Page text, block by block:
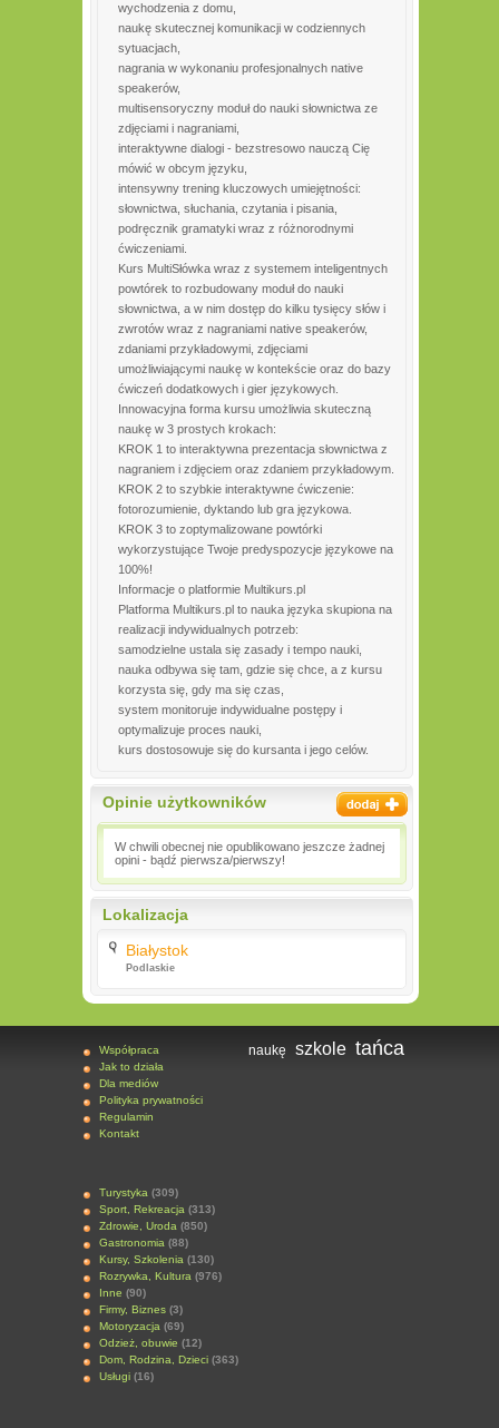
wychodzenia z domu,
naukę skutecznej komunikacji w codziennych
sytuacjach,
nagrania w wykonaniu profesjonalnych native
speakerów,
multisensoryczny moduł do nauki słownictwa ze
zdjęciami i nagraniami,
interaktywne dialogi - bezstresowo nauczą Cię
mówić w obcym języku,
intensywny trening kluczowych umiejętności:
słownictwa, słuchania, czytania i pisania,
podręcznik gramatyki wraz z różnorodnymi
ćwiczeniami.
Kurs MultiSłówka wraz z systemem inteligentnych
powtórek to rozbudowany moduł do nauki
słownictwa, a w nim dostęp do kilku tysięcy słów i
zwrotów wraz z nagraniami native speakerów,
zdaniami przykładowymi, zdjęciami
umożliwiającymi naukę w kontekście oraz do bazy
ćwiczeń dodatkowych i gier językowych.
Innowacyjna forma kursu umożliwia skuteczną
naukę w 3 prostych krokach:
KROK 1 to interaktywna prezentacja słownictwa z
nagraniem i zdjęciem oraz zdaniem przykładowym.
KROK 2 to szybkie interaktywne ćwiczenie:
fotorozumienie, dyktando lub gra językowa.
KROK 3 to zoptymalizowane powtórki
wykorzystujące Twoje predyspozycje językowe na
100%!
Informacje o platformie Multikurs.pl
Platforma Multikurs.pl to nauka języka skupiona na
realizacji indywidualnych potrzeb:
samodzielne ustala się zasady i tempo nauki,
nauka odbywa się tam, gdzie się chce, a z kursu
korzysta się, gdy ma się czas,
system monitoruje indywidualne postępy i
optymalizuje proces nauki,
kurs dostosowuje się do kursanta i jego celów.
Opinie użytkowników
W chwili obecnej nie opublikowano jeszcze żadnej
opini - bądź pierwsza/pierwszy!
Lokalizacja
Białystok
Podlaskie
Współpraca
Jak to działa
Dla mediów
Polityka prywatności
Regulamin
Kontakt
Turystyka (309)
Sport, Rekreacja (313)
Zdrowie, Uroda (850)
Gastronomia (88)
Kursy, Szkolenia (130)
Rozrywka, Kultura (976)
Inne (90)
Firmy, Biznes (3)
Motoryzacja (69)
Odzież, obuwie (12)
Dom, Rodzina, Dzieci (363)
Usługi (16)
naukę szkole tańca